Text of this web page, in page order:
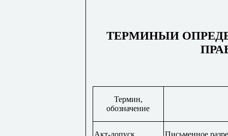
ТЕРМИНЫИ
Термин,
обозначение
Акт-допуск Письменное